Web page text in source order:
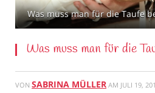
Was muss man für die Taufe
Was muss man für die
VON SABRINA MÜLLER AM JULI 19,